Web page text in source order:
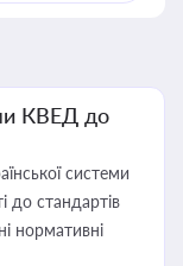
КВЕД до
системи
до стандартів
нормативні